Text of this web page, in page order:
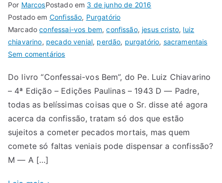
Por MarcosPostado em 3 de junho de 2016
Postado em Confissão, Purgatório
Marcadoconfessai-vos bem,confissão, jesus cristo, luiz
chiavarino, pecado venial, perdão, purgatório, sacramentais
Sem comentários
Do livro “Confessai-vos Bem”, do Pe. Luiz Chiavarino
– 4ª Edição – Edições Paulinas – 1943 D — Padre,
todas as belíssimas coisas que o Sr. disse até agora
acerca da confissão, tratam só dos que estão
sujeitos a cometer pecados mortais, mas quem
comete só faltas veniais pode dispensar a confissão?
M — A […]